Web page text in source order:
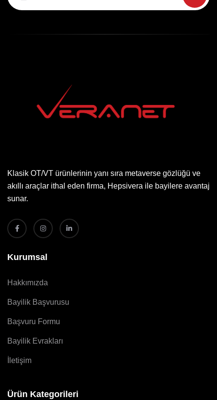
Klasik OT/VT ürünlerinin yanı sıra metaverse gözlüğü ve
akıllı araçlar ithal eden firma, Hepsivera ile bayilere avantaj
sunar.
Kurumsal
Hakkımızda
Bayilik Başvurusu
Başvuru Formu
Bayilik Evrakları
İletişim
Ürün Kategorileri